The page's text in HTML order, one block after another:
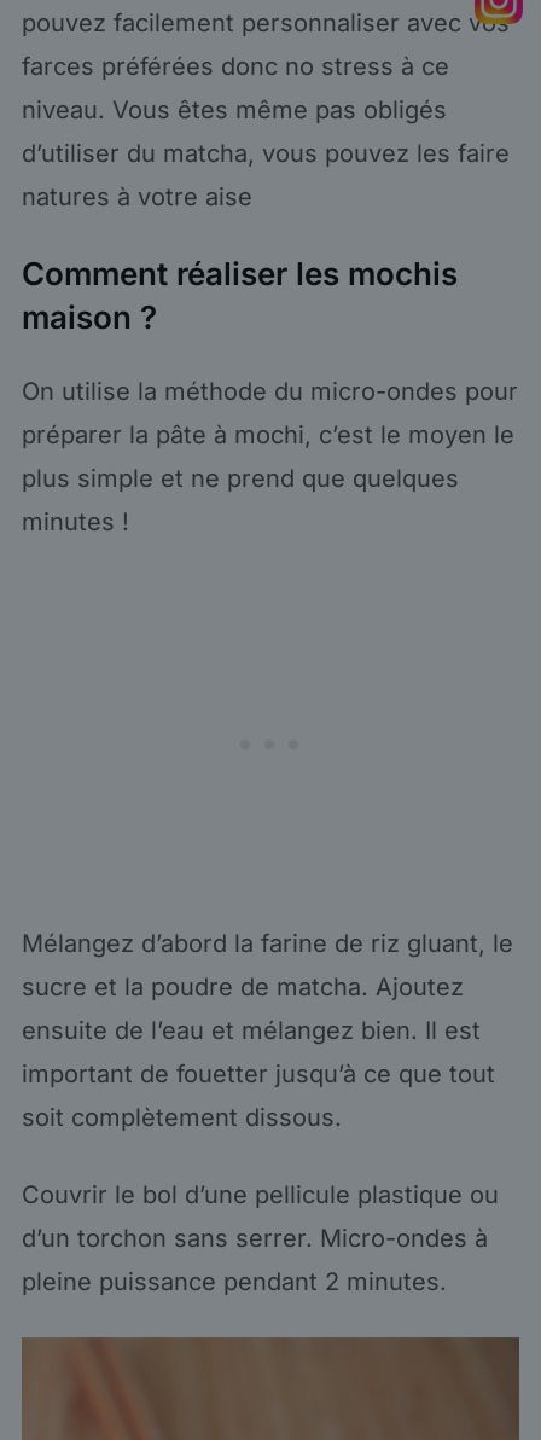
pouvez facilement personnaliser avec vos
farces préférées donc no stress à ce
niveau. Vous êtes même pas obligés
d’utiliser du matcha, vous pouvez les faire
natures à votre aise
Comment réaliser les mochis
maison ?
On utilise la méthode du micro-ondes pour
préparer la pâte à mochi, c’est le moyen le
plus simple et ne prend que quelques
minutes !
Mélangez d’abord la farine de riz gluant, le
sucre et la poudre de matcha. Ajoutez
ensuite de l’eau et mélangez bien. Il est
important de fouetter jusqu’à ce que tout
soit complètement dissous.
Couvrir le bol d’une pellicule plastique ou
d’un torchon sans serrer. Micro-ondes à
pleine puissance pendant 2 minutes.